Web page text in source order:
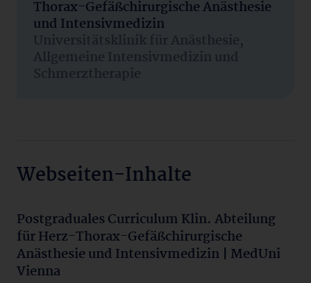
Thorax-Gefäßchirurgische Anästhesie
und Intensivmedizin
Universitätsklinik für Anästhesie,
Allgemeine Intensivmedizin und
Schmerztherapie
Webseiten-Inhalte
Postgraduales Curriculum Klin. Abteilung
für Herz-Thorax-Gefäßchirurgische
Anästhesie und Intensivmedizin | MedUni
Vienna